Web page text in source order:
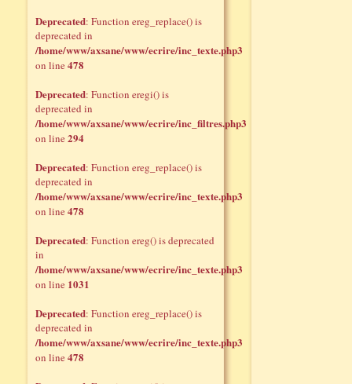
Deprecated: Function ereg_replace() is
deprecated in
/home/www/axsane/www/ecrire/inc_texte.php3
on line478
Deprecated: Function eregi() is
deprecated in
/home/www/axsane/www/ecrire/inc_filtres.php3
on line294
Deprecated: Function ereg_replace() is
deprecated in
/home/www/axsane/www/ecrire/inc_texte.php3
on line478
Deprecated: Function ereg() is deprecated
in
/home/www/axsane/www/ecrire/inc_texte.php3
on line 1031
Deprecated: Function ereg_replace() is
deprecated in
/home/www/axsane/www/ecrire/inc_texte.php3
on line478